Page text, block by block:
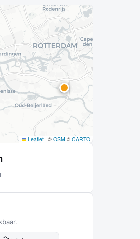
Leaflet | © OSM © CARTO